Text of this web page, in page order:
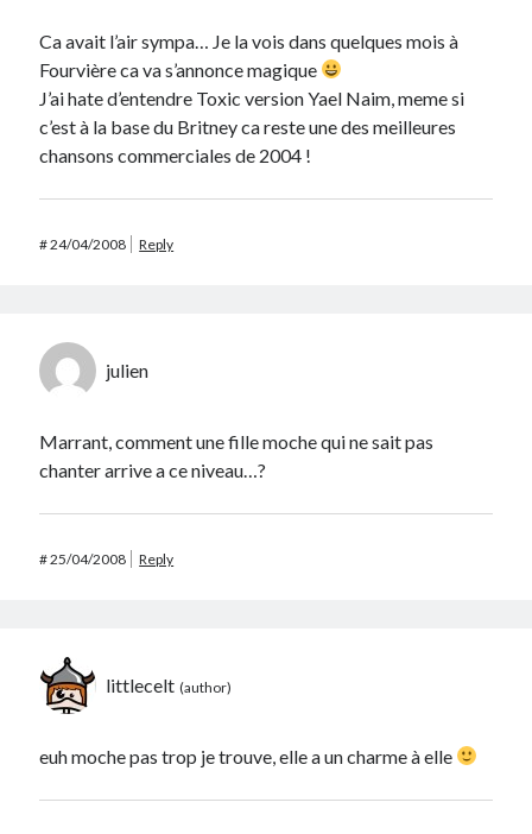
Ca avait l’air sympa… Je la vois dans quelques mois à
Fourvière ca va s’annonce magique
J’ai hate d’entendre Toxic version Yael Naim, meme si
c’est à la base du Britney ca reste une des meilleures
chansons commerciales de 2004 !
#24/04/2008 Reply
julien
Marrant, comment une fille moche qui ne sait pas
chanter arrive a ce niveau…?
#25/04/2008 Reply
littlecelt
euh moche pas trop je trouve, elle a un charme à elle